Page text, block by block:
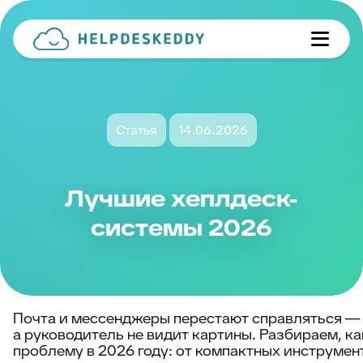
Статья 14.06.2026
Лучшие хеплдеск-
системы 2026
Почта и мессенджеры перестают справляться
а руководитель не видит картины. Разбираем,
проблему в 2026 году: от компактных